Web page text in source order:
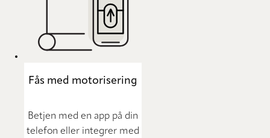
Fås med motorisering
Betjen med en app på din
telefon eller integrer med